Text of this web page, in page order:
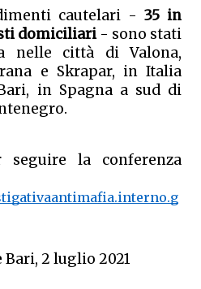
cautelari - 35 in
domiciliari - sono stati
nelle città di Valona,
e Skrapar, in Italia
in Spagna a sud di
la conferenza
Bari, 2 luglio 2021